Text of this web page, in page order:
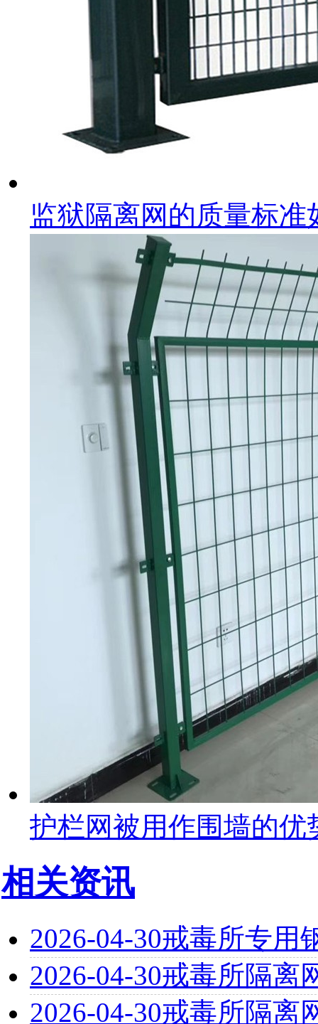
监狱隔离网的质量标准
护栏网被用作围墙的优
相关资讯
2026-04-30戒毒所专用
2026-04-30戒毒所隔离
2026-04-30戒毒所隔离